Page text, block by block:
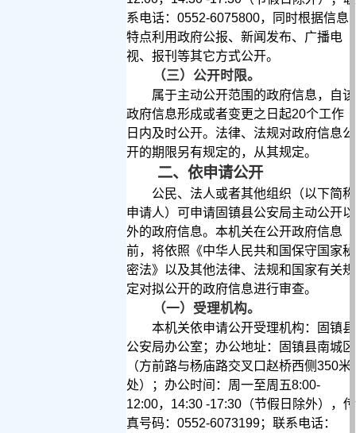
系电话： 0552-6075800，
同时根据信息
特点利用政府公报、新闻发布、广播电
视、报刊等其它方式公开。
（三）公开时限。
属于主动公开范围的政府信息，自该
政府信息形成或者变更之日起20个工作
日内及时公开。法律、法规对政府信息公
开的期限另有规定的，从其规定。
二、依申请公开
公民、法人或者其他组织（以下简称
申请人）可申请固镇县公安局主动公开以
外的政府信息。本机关在公开政府信息
前，将依照《中华人民共和国保守国家秘
密法》以及其他法律、法规和国家有关规
定对拟公开的政府信息进行审查。
（一）受理机构。
本机关依申请公开受理机构：固镇县
公安局办公室；办公地址：固镇县南城区
（方前路与杨庙路交叉口赵桥西侧350米
处）； 办公时间：周一至周五8:00-
12:00，14:30 -17:30（节假日除外）
，传
真号码： 0552-6073199； 联系电话：